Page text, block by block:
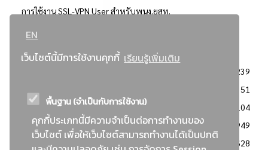
EN
เว็บไซต์นี้มีการใช้งานคุกกี้ เรียนรู้เพิ่มเติม
พื้นฐาน (จำเป็นกับการใช้งาน)
คุกกี้ประเภทนี้มีความจำเป็นต่อการทำงานของ
เว็บไซต์ เพื่อให้เว็บไซต์สามารถทำงานได้เป็นปกติ
การใช้งาน SSL-VPN User สำหรับพนง.ยสท.
..ยอดนิยม..
3239
2351
: วิธีเฉพาะเจาะจง
2104
ข่าวสาร/ประกาศ
1949
: เอกสารส่งเสริมความโปร่งใสในการจัดซื้อจัดจ้าง
1628